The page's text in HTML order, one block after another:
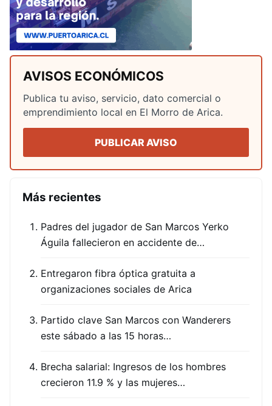
AVISOS ECONÓMICOS
Publica tu aviso, servicio, dato comercial o
emprendimiento local en El Morro de Arica.
PUBLICAR AVISO
Más recientes
Padres del jugador de San Marcos Yerko
Águila fallecieron en accidente de…
Entregaron fibra óptica gratuita a
organizaciones sociales de Arica
Partido clave San Marcos con Wanderers
este sábado a las 15 horas…
Brecha salarial: Ingresos de los hombres
crecieron 11.9 % y las mujeres…